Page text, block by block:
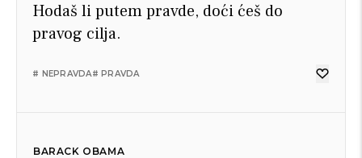
Hodaš li putem pravde, doći ćeš do
pravog cilja.
# NEPRAVDA# PRAVDA
BARACK OBAMA